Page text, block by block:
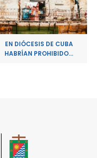
EN DIÓCESIS DE CUBA
HABRÍAN PROHIBIDO...